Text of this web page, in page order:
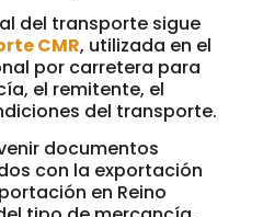
del transporte sigue
CMR, utilizada en el
por carretera para
el remitente, el
del transporte.
documentos
con la exportación
en Reino